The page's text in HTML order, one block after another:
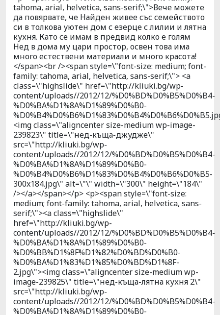
tahoma, arial, helvetica, sans-serif;\">Вече можете
да повярвате, че Найден живее със семейството
си в толкова уютен дом с езерце с лилии и лятна
кухня. Като се имам в предвид колко е голям
Нед в дома му цари простор, освен това има
много естествени материали и много красота!
</span><br /><span style=\"font-size: medium; font-
family: tahoma, arial, helvetica, sans-serif;\"> <a
class=\"highslide\" href=\"http://kliuki.bg/wp-
content/uploads//2012/12/%D0%BD%D0%B5%D0%B4-
%D0%BA%D1%8A%D1%89%D0%B0-
<img class=\"aligncenter size-medium wp-image-
239823\" title=\"нед-къща-джудже\"
src=\"http://kliuki.bg/wp-
content/uploads//2012/12/%D0%BD%D0%B5%D0%B4-
%D0%BA%D1%8A%D1%89%D0%B0-
%D0%B4%D0%B6%D1%83%D0%B4%D0%B6%D0%B5-
300x184.jpg\" alt=\"\" width=\"300\" height=\"184\"
/></a></span></p> <p><span style=\"font-size:
medium; font-family: tahoma, arial, helvetica, sans-
serif;\"><a class=\"highslide\"
href=\"http://kliuki.bg/wp-
content/uploads//2012/12/%D0%BD%D0%B5%D0%B4-
%D0%BA%D1%8A%D1%89%D0%B0-
%D0%BB%D1%8F%D1%82%D0%BD%D0%B0-
%D0%BA%D1%83%D1%85%D0%BD%D1%8F-
2.jpg\"><img class=\"aligncenter size-medium wp-
image-239825\" title=\"нед-къща-лятна кухня 2\"
src=\"http://kliuki.bg/wp-
content/uploads//2012/12/%D0%BD%D0%B5%D0%B4-
%D0%BA%D1%8A%D1%89%D0%B0-